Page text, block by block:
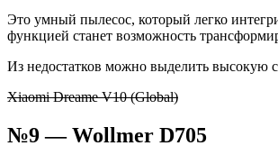
Это умный пылесос, который легко
функцией станет возможность
Из недостатков можно выделить высокую
Xiaomi Dreame V10 (Global)
№9 — Wollmer D705